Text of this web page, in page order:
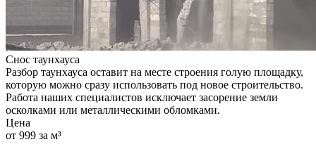
Снос таунхауса
Разбор таунхауса оставит на месте строения голую площадку,
которую можно сразу использовать под новое строительство.
Работа наших специалистов исключает засорение земли
осколками или металлическими обломками.
Цена
от 999 за м³